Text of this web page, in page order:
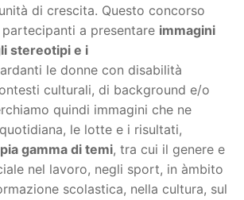
di crescita. Questo concorso
a presentare immagini
stereotipi e i
le donne con disabilità
culturali, di background e/o
quindi immagini che ne
le lotte e i risultati,
gamma di temi, tra cui il genere e
nel lavoro, negli sport, in àmbito
scolastica, nella cultura, sul